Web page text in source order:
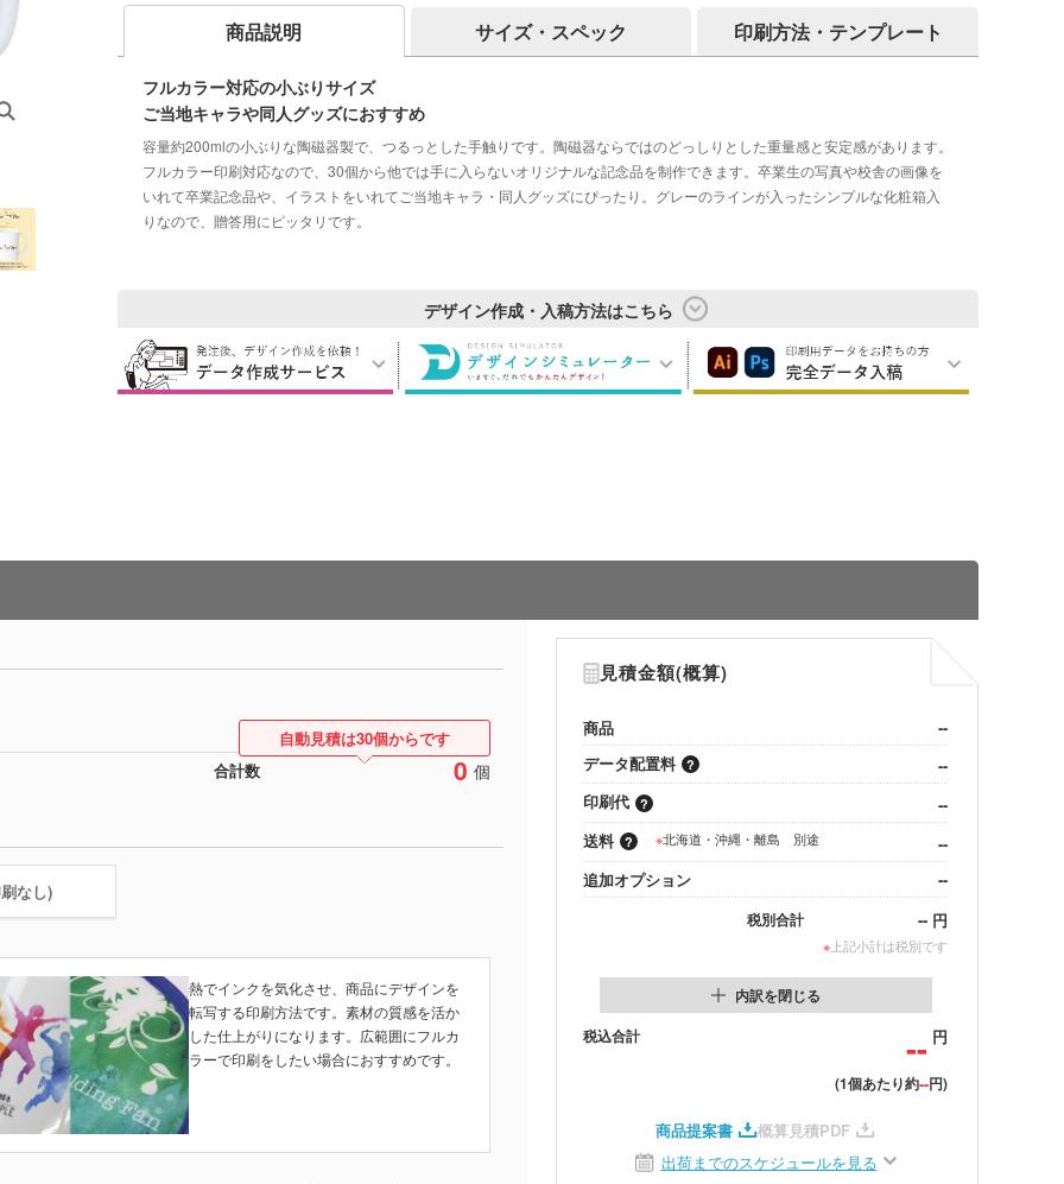
商品説明 サイズ・スペック 印刷方法・テンプレート
フルカラー対応の小ぶりサイズ
ご当地キャラや同人グッズにおすすめ
容量約200mlの小ぶりな陶磁器製で、つるっとした手触りです。陶磁器ならではのどっしりとした重量感と安定感があります。
フルカラー印刷対応なので、30個から他では手に入らないオリジナルな記念品を制作できます。卒業生の写真や校舎の画像を
いれて卒業記念品や、イラストをいれてご当地キャラ・同人グッズにぴったり。グレーのラインが入ったシンプルな化粧箱入
りなので、贈答用にピッタリです。
デザイン作成・入稿方法はこちら
合計数 0 個
自動見積は30個からです
なし)
熱でインクを気化させ、商品にデザインを
転写する印刷方法です。素材の質感を活か
した仕上がりになります。広範囲にフルカ
ラーで印刷をしたい場合におすすめです。
見積金額(概算)
商品
--
データ配置料
--
印刷代
--
送料
※北海道・沖縄・離島 別途
--
追加オプション
--
税別合計 -- 円
※ 上記小計は税別です
内訳を閉じる
税込合計
-- 円
(1個あたり約--円)
商品提案書
概算見積PDF
出荷までのスケジュールを見る